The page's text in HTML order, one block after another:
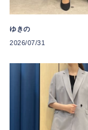
ゆきの
2026/07/31